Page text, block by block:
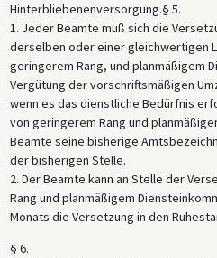
Hinterbliebenenversorgung.§ 5.
1. Jeder Beamte muß sich die
derselben oder einer gleichwertigen
geringerem Rang, und planmäßigem
Vergütung der vorschriftsmäßigen
wenn es das dienstliche Bedürfnis
von geringerem Rang und
Beamte seine bisherige
der bisherigen Stelle.
2. Der Beamte kann an Stelle der
Rang und planmäßigem
Monats die Versetzung in den
§ 6.